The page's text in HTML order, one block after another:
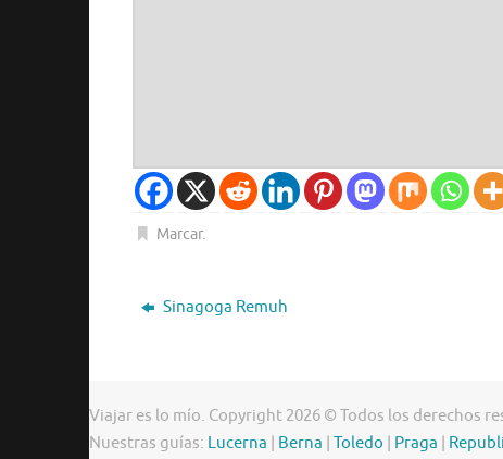
Marcar.
Sinagoga Remuh
Viajar es lo mío. Copyright 2026 © Todos los derechos
Nuestras guías: Lucerna | Berna | Toledo | Praga |